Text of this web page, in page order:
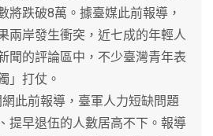
將跌破8萬。據臺媒此前報導，
兩岸發生衝突，近七成的年輕人
聞的評論區中，不少臺灣青年表
」打仗。
此前報導，臺軍人力短缺問題
提早退伍的人數居高不下。報導